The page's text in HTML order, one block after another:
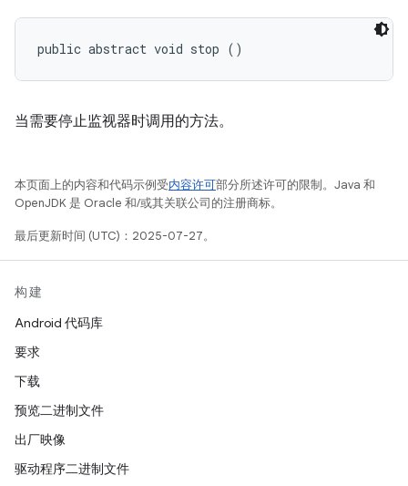
public abstract void stop ()
当需要停止监视器时调用的方法。
本页面上的内容和代码示例受内容许可部分所述许可的限制。Java 和
OpenJDK 是 Oracle 和/或其关联公司的注册商标。
最后更新时间 (UTC)：2025-07-27。
构建
Android 代码库
要求
下载
预览二进制文件
出厂映像
驱动程序二进制文件